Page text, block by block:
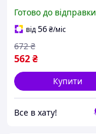
лужні, мізинчикові,
дюрасел
Готово до відправки
від56₴/міс
562₴
672 ₴
Купити
Все в хату!